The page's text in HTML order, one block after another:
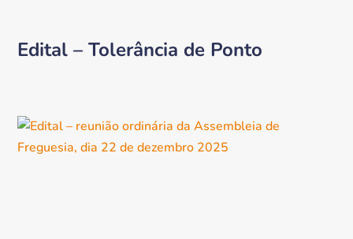
Edital – Tolerância de Ponto